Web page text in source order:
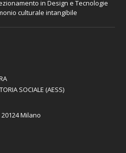
in Design e Tecnologie
culturale intangibile
SOCIALE (AESS)
Milano